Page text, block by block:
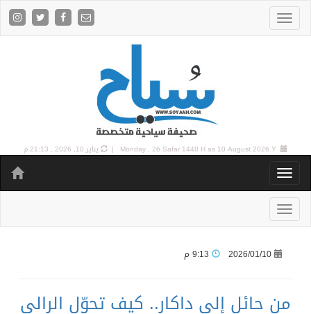
Monday , 26 Safar 1448 H as 10 August 2026 Y | يناير 10, 2026 , 21:13 م
2026/01/10
من حائل إلى داكار.. كيف تحوّل الرالي